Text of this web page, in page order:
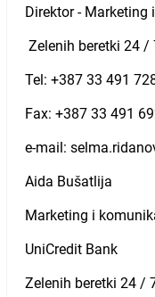
Direktor -
Zelenih beretki 24 /
Tel: +387 33 491
Fax: +387 33 491
e-mail:
Aida Bušatlija
Marketing i
UniCredit Bank
Zelenih beretki 24 /